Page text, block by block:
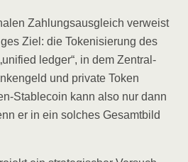
Zah­lungs­aus­gleich ver­weist
Ziel: die Toke­ni­sie­rung des
led­ger“, in dem Zen­tral­
und pri­va­te Token
Sta­b­le­co­in kann also nur dann
er in ein sol­ches Gesamt­bild